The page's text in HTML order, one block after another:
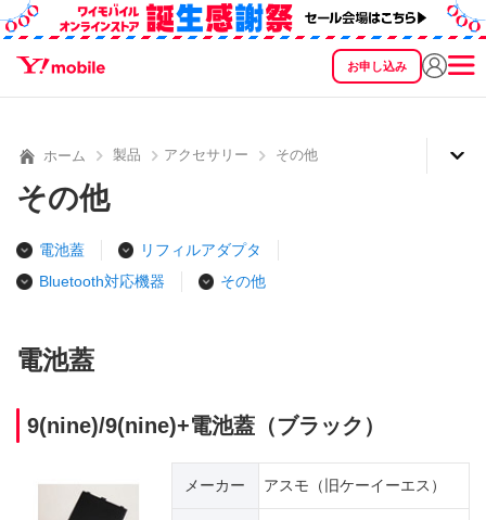
お申し込み
SEARCH
ホーム 製品 アクセサリー その他
その他
電池蓋
リフィルアダプタ
Bluetooth対応機器
その他
電池蓋
9(nine)/9(nine)+電池蓋（ブラック）
メーカー アスモ（旧ケーイーエス）